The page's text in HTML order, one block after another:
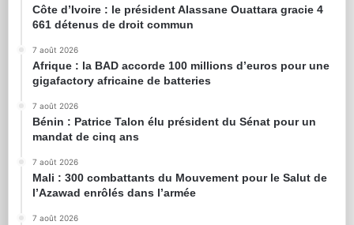
Côte d’Ivoire : le président Alassane Ouattara gracie 4
661 détenus de droit commun
7 août 2026
Afrique : la BAD accorde 100 millions d’euros pour une
gigafactory africaine de batteries
7 août 2026
Bénin : Patrice Talon élu président du Sénat pour un
mandat de cinq ans
7 août 2026
Mali : 300 combattants du Mouvement pour le Salut de
l’Azawad enrôlés dans l’armée
7 août 2026